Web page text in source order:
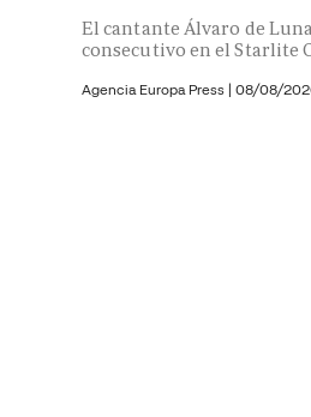
El cantante Álvaro de
consecutivo en el Starlite
Agencia Europa Press | 08/08/